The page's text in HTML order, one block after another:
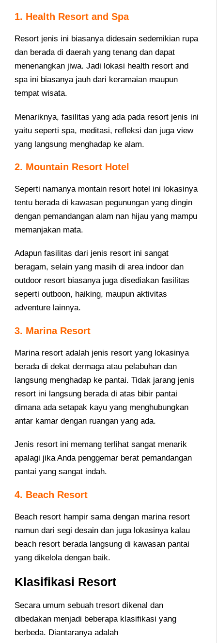
1. Health Resort and Spa
Resort jenis ini biasanya didesain sedemikian rupa
dan berada di daerah yang tenang dan dapat
menenangkan jiwa. Jadi lokasi health resort and
spa ini biasanya jauh dari keramaian maupun
tempat wisata.
Menariknya, fasilitas yang ada pada resort jenis ini
yaitu seperti spa, meditasi, refleksi dan juga view
yang langsung menghadap ke alam.
2. Mountain Resort Hotel
Seperti namanya montain resort hotel ini lokasinya
tentu berada di kawasan pegunungan yang dingin
dengan pemandangan alam nan hijau yang mampu
memanjakan mata.
Adapun fasilitas dari jenis resort ini sangat
beragam, selain yang masih di area indoor dan
outdoor resort biasanya juga disediakan fasilitas
seperti outboon, haiking, maupun aktivitas
adventure lainnya.
3. Marina Resort
Marina resort adalah jenis resort yang lokasinya
berada di dekat dermaga atau pelabuhan dan
langsung menghadap ke pantai. Tidak jarang jenis
resort ini langsung berada di atas bibir pantai
dimana ada setapak kayu yang menghubungkan
antar kamar dengan ruangan yang ada.
Jenis resort ini memang terlihat sangat menarik
apalagi jika Anda penggemar berat pemandangan
pantai yang sangat indah.
4. Beach Resort
Beach resort hampir sama dengan marina resort
namun dari segi desain dan juga lokasinya kalau
beach resort berada langsung di kawasan pantai
yang dikelola dengan baik.
Klasifikasi Resort
Secara umum sebuah tresort dikenal dan
dibedakan menjadi beberapa klasifikasi yang
berbeda. Diantaranya adalah